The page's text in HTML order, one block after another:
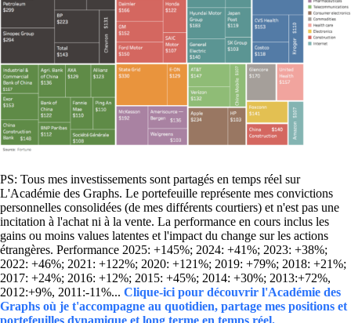
PS: Tous mes investissements sont partagés en temps réel sur
L'Académie des Graphs. Le portefeuille représente mes convictions
personnelles consolidées (de mes différents courtiers) et n'est pas une
incitation à l'achat ni à la vente. La performance en cours inclus les
gains ou moins values latentes et l'impact du change sur les actions
étrangères. Performance 2025: +145%; 2024: +41%; 2023: +38%;
2022: +46%; 2021: +122%; 2020: +121%; 2019: +79%; 2018: +21%;
2017: +24%; 2016: +12%; 2015: +45%; 2014: +30%; 2013:+72%,
2012:+9%, 2011:-11%... Clique-ici pour découvrir l'Académie des
Graphs où je t'accompagne au quotidien, partage mes positions et
portefeuilles dynamique et long terme en temps réel.